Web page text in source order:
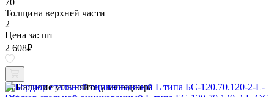
70
Толщина верхней части
2
Цена за: шт
2 608₽
Наличие уточняйте у менеджера